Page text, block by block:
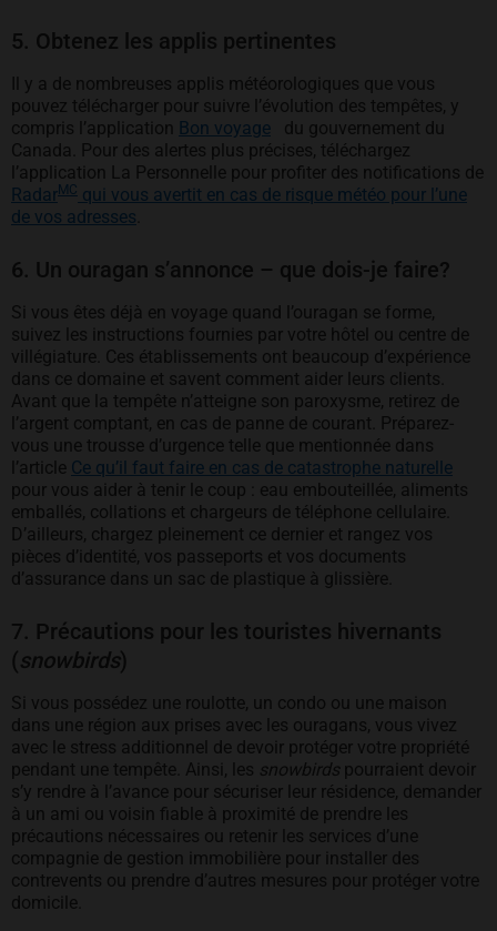
5. Obtenez les applis pertinentes
Il y a de nombreuses applis météorologiques que vous
pouvez télécharger pour suivre l’évolution des tempêtes, y
compris l’application Bon voyages’ouvre dans un nouvel
du gouvernement du
Canada. Pour des alertes plus précises, téléchargez
l’application La Personnelle pour profiter des notifications de
RadarMC qui vous avertit en cas de risque météo pour l’une
de vos adresses
6. Un ouragan s’annonce – que dois-je faire?
Si vous êtes déjà en voyage quand l’ouragan se forme,
suivez les instructions fournies par votre hôtel ou centre de
villégiature. Ces établissements ont beaucoup d’expérience
dans ce domaine et savent comment aider leurs clients.
Avant que la tempête n’atteigne son paroxysme, retirez de
l’argent comptant, en cas de panne de courant. Préparez-
vous une trousse d’urgence telle que mentionnée dans
l’article Ce qu’il faut faire en cas de catastrophe naturelle
pour vous aider à tenir le coup : eau embouteillée, aliments
emballés, collations et chargeurs de téléphone cellulaire.
D’ailleurs, chargez pleinement ce dernier et rangez vos
pièces d’identité, vos passeports et vos documents
d’assurance dans un sac de plastique à glissière.
7. Précautions pour les touristes hivernants
(snowbirds)
Si vous possédez une roulotte, un condo ou une maison
dans une région aux prises avec les ouragans, vous vivez
avec le stress additionnel de devoir protéger votre propriété
pendant une tempête. Ainsi, les snowbirds pourraient devoir
s’y rendre à l’avance pour sécuriser leur résidence, demander
à un ami ou voisin fiable à proximité de prendre les
précautions nécessaires ou retenir les services d’une
compagnie de gestion immobilière pour installer des
contrevents ou prendre d’autres mesures pour protéger votre
domicile.